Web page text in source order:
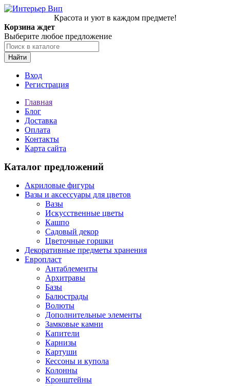
Красота и уют в каждом предмете!
Корзина ждет
Выберите любое предложение
Найти
Вход
Регистрация
Главная
Блог
Доставка
Оплата
Контакты
Карта сайта
Каталог предложений
Акриловые фигуры
Вазы и аксессуары для цветов
Вазы
Искусственные цветы
Кашпо
Садовый декор
Цветочные горшки
Декоративные предметы хранения
Европласт
Антаблементы
Архитравы
Базы
Балюстрады
Волюты
Дополнительные элементы
Замковые камни
Капители
Карнизы
Картуши
Кессоны и купола
Колонны
Кронштейны